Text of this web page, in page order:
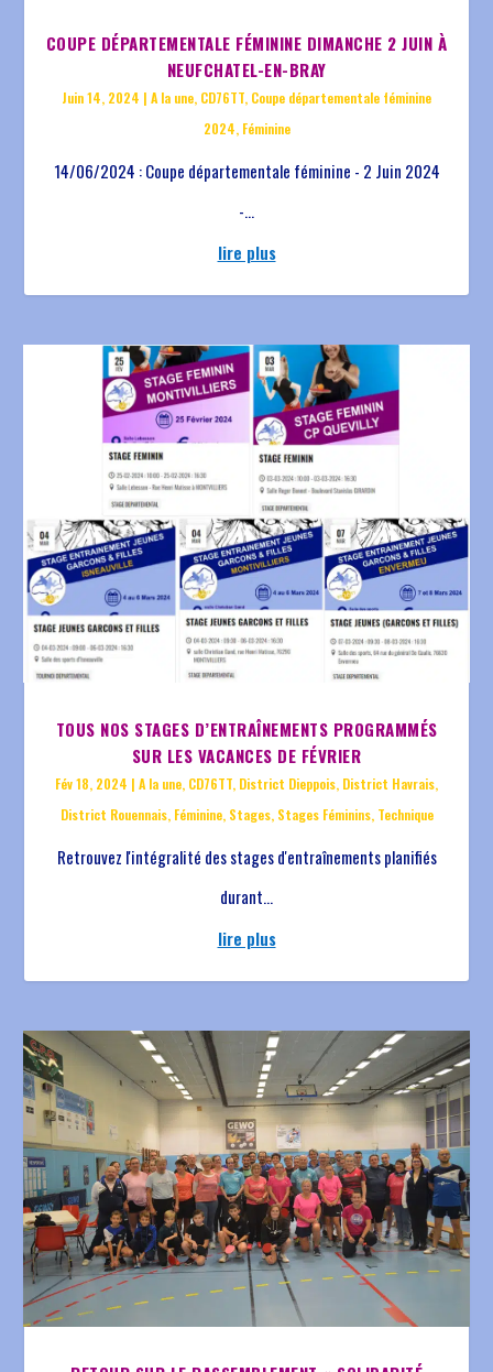
COUPE DÉPARTEMENTALE FÉMININE DIMANCHE 2 JUIN À
NEUFCHATEL-EN-BRAY
Juin 14, 2024 | A la une, CD76TT, Coupe départementale féminine
2024, Féminine
14/06/2024 : Coupe départementale féminine - 2 Juin 2024
-...
lire plus
TOUS NOS STAGES D’ENTRAÎNEMENTS PROGRAMMÉS
SUR LES VACANCES DE FÉVRIER
Fév 18, 2024 | A la une, CD76TT, District Dieppois, District Havrais,
District Rouennais, Féminine, Stages, Stages Féminins, Technique
Retrouvez l'intégralité des stages d'entraînements planifiés
durant...
lire plus